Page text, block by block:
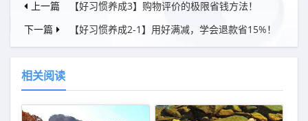
上一篇
【好习惯养成3】购物评价的极限省钱方法！
下一篇
【好习惯养成2-1】用好满减，学会退款省15%！
相关阅读